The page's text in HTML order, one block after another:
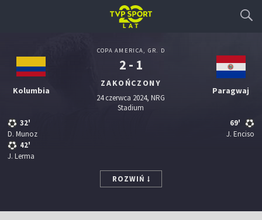
Kolumbia
32'
D. Munoz
42'
J. Lerma
COPA AMERICA, GR. D
2 - 1
ZAKOŃCZONY
24 czerwca 2024, NRG
Stadium
Paragwaj
69'
J. Enciso
ROZWIŃ